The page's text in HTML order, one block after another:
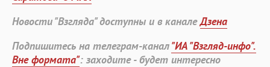
Новости "Взгляда" доступны и в каналеДзена
Подпишитесь на телеграм-канал"ИА "Взгляд-инфо".
Вне формата": заходите - будет интересно